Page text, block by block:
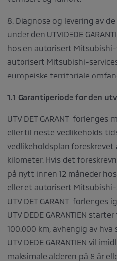
8. Diagnose og levering av
under den UTVIDEDE
hos en autorisert
autorisert Mitsubishi-
europeiske territoriale
1.1 Garantiperiode for den
UTVIDET GARANTI forlenges
eller til neste vedlikeholds
vedlikeholdsplan foreskrevet
kilometer. Hvis det
på nytt innen 12 måneder
eller et autorisert Mitsubishi-
UTVIDET GARANTI forlenges
UTVIDEDE GARANTIEN
100.000 km, avhengig av
UTVIDEDE GARANTIEN vil
maksimale alderen på 8 år